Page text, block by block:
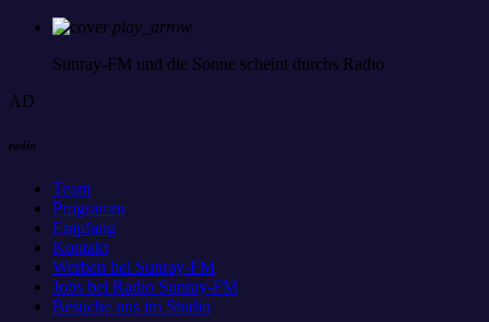
play_arrow
Sunray-FM und die Sonne scheint durchs Radio
AD
radio
Team
Programm
Empfang
Kontakt
Werben bei Sunray-FM
Jobs bei Radio Sunray-FM
Besuche uns im Studio